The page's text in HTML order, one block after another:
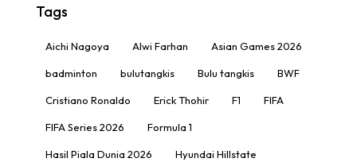
Tags
Aichi Nagoya Alwi Farhan Asian Games 2026
badminton bulutangkis Bulu tangkis BWF
Cristiano Ronaldo Erick Thohir F1 FIFA
FIFA Series 2026 Formula 1
Hasil Piala Dunia 2026 Hyundai Hillstate